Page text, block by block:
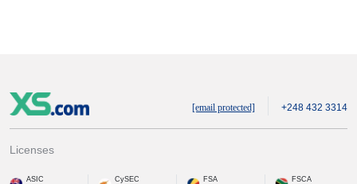
[email protected] +248 432 3314
Licenses
ASIC
CySEC
FSA
FSCA